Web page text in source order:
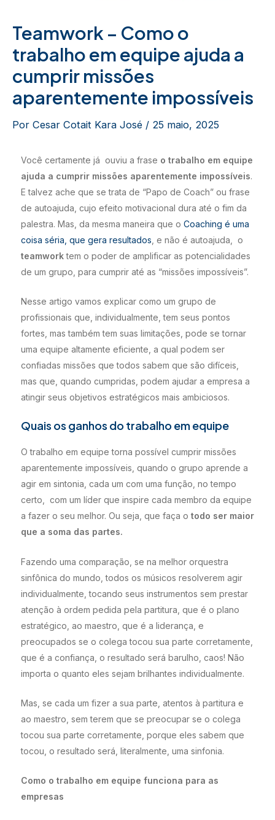
Teamwork – Como o
trabalho em equipe ajuda a
cumprir missões
aparentemente impossíveis
Por Cesar Cotait Kara José / 25 maio, 2025
Você certamente já ouviu a frase o trabalho em equipe
ajuda a cumprir missões aparentemente impossíveis.
E talvez ache que se trata de “Papo de Coach” ou frase
de autoajuda, cujo efeito motivacional dura até o fim da
palestra. Mas, da mesma maneira que o Coaching é uma
coisa séria, que gera resultados , e não é autoajuda, o
teamworktem o poder de amplificar as potencialidades
de um grupo, para cumprir até as “missões impossíveis”.
Nesse artigo vamos explicar como um grupo de
profissionais que, individualmente, tem seus pontos
fortes, mas também tem suas limitações, pode se tornar
uma equipe altamente eficiente, a qual podem ser
confiadas missões que todos sabem que são difíceis,
mas que, quando cumpridas, podem ajudar a empresa a
atingir seus objetivos estratégicos mais ambiciosos.
Quais os ganhos do trabalho em equipe
O trabalho em equipe torna possível cumprir missões
aparentemente impossíveis, quando o grupo aprende a
agir em sintonia, cada um com uma função, no tempo
certo, com um líder que inspire cada membro da equipe
a fazer o seu melhor. Ou seja, que faça o todo ser maior
que a soma das partes.
Fazendo uma comparação, se na melhor orquestra
sinfônica do mundo, todos os músicos resolverem agir
individualmente, tocando seus instrumentos sem prestar
atenção à ordem pedida pela partitura, que é o plano
estratégico, ao maestro, que é a liderança, e
preocupados se o colega tocou sua parte corretamente,
que é a confiança, o resultado será barulho, caos! Não
importa o quanto eles sejam brilhantes individualmente.
Mas, se cada um fizer a sua parte, atentos à partitura e
ao maestro, sem terem que se preocupar se o colega
tocou sua parte corretamente, porque eles sabem que
tocou, o resultado será, literalmente, uma sinfonia.
Como o trabalho em equipe funciona para as
empresas